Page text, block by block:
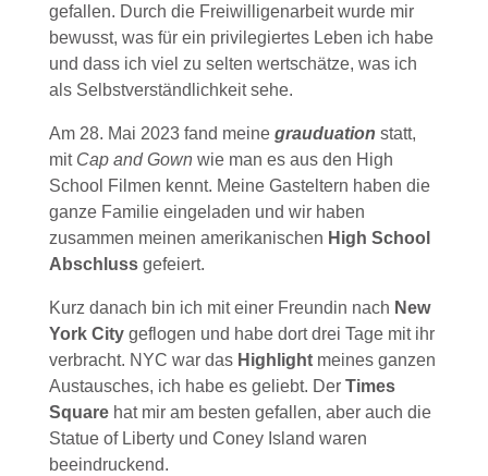
gefallen. Durch die Freiwilligenarbeit wurde mir
bewusst, was für ein privilegiertes Leben ich habe
und dass ich viel zu selten wertschätze, was ich
als Selbstverständlichkeit sehe.
Am 28. Mai 2023 fand meine grauduation statt,
mit Cap and Gownwie man es aus den High
School Filmen kennt. Meine Gasteltern haben die
ganze Familie eingeladen und wir haben
zusammen meinen amerikanischen High School
Abschlussgefeiert.
Kurz danach bin ich mit einer Freundin nach New
York Citygeflogen und habe dort drei Tage mit ihr
verbracht. NYC war das Highlightmeines ganzen
Austausches, ich habe es geliebt. Der Times
Squarehat mir am besten gefallen, aber auch die
Statue of Liberty und Coney Island waren
beeindruckend.